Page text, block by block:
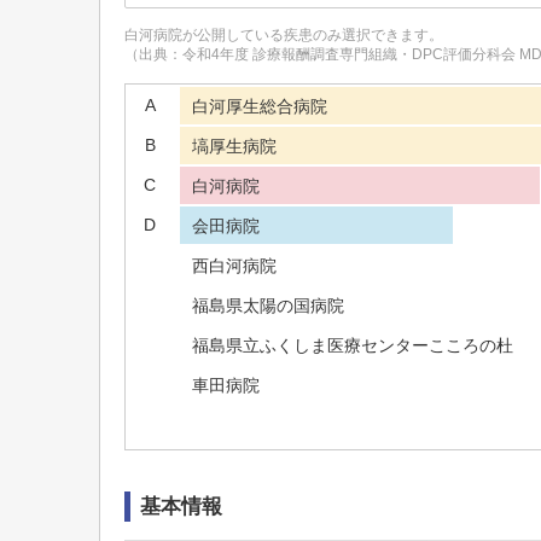
白河病院が公開している疾患のみ選択できます。
（出典：令和4年度 診療報酬調査専門組織・DPC評価分科会
A
白河厚生総合病院
B
塙厚生病院
C
白河病院
D
会田病院
西白河病院
福島県太陽の国病院
福島県立ふくしま医療センターこころの杜
車田病院
基本情報